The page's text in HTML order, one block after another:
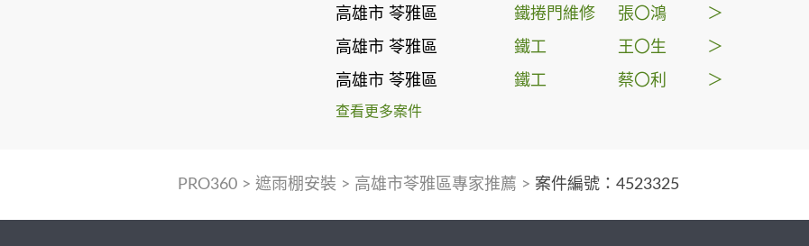
高雄市 苓雅區 鐵捲門維修 張〇鴻 ＞
高雄市 苓雅區 鐵工 王〇生 ＞
高雄市 苓雅區 鐵工 蔡〇利 ＞
查看更多案件
PRO360> 遮雨棚安裝 > 高雄市苓雅區專家推薦 > 案件編號：4523325